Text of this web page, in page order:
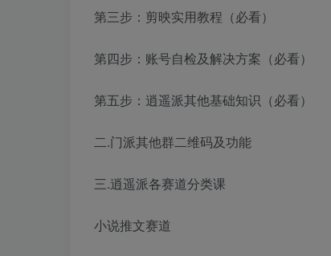
第三步：剪映实用教程（必看）
第四步：账号自检及解决方案（必看）
第五步：逍遥派其他基础知识（必看）
二.门派其他群二维码及功能
三.逍遥派各赛道分类课
小说推文赛道